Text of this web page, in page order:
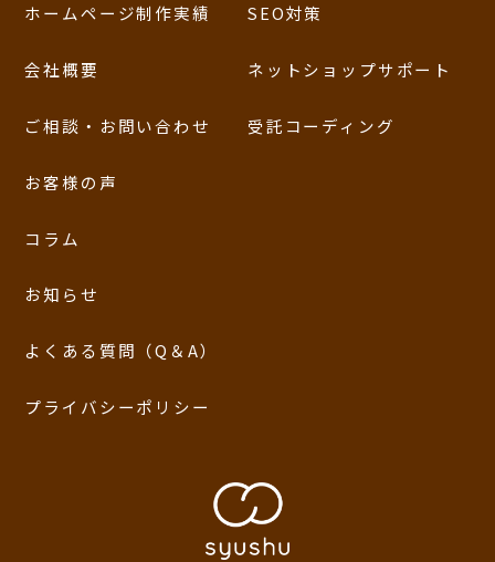
ホームページ制作実績
会社概要
ご相談・お問い合わせ
SEO対策
ネットショップサポート
受託コーディング
お客様の声
コラム
お知らせ
よくある質問（Q＆A）
プライバシーポリシー